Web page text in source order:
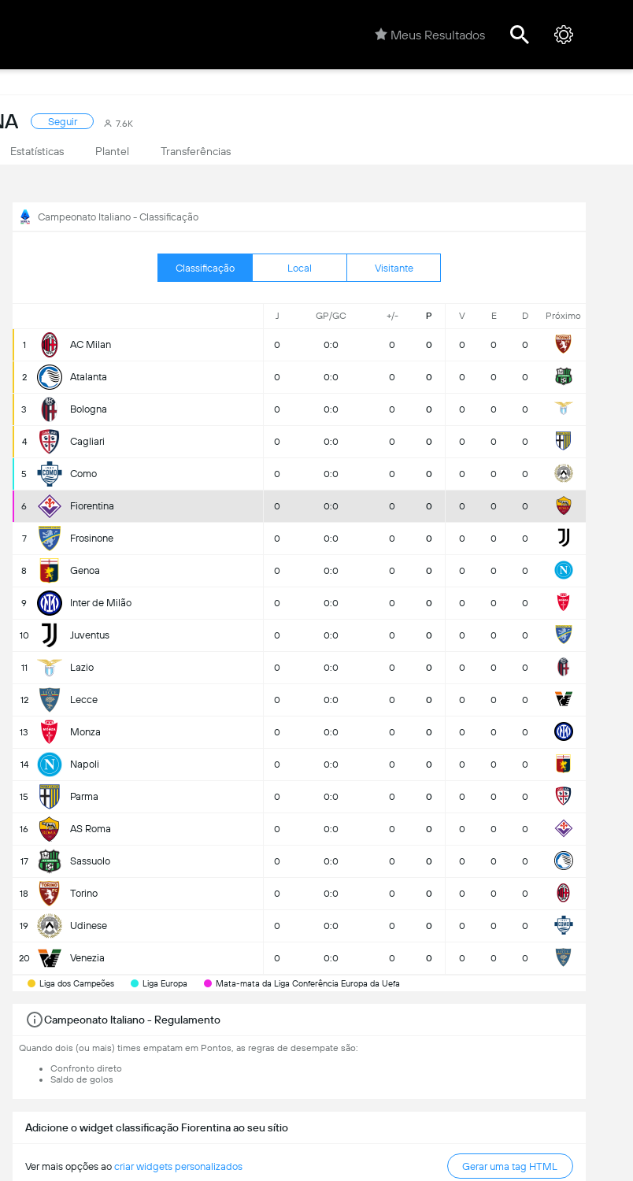
Meus Resultados
Seguir 7.6K
Estatísticas Plantel Transferências
Campeonato Italiano - Classificação
Classificação Local Visitante
J GP/GC +/- P V E D Próximo
1 AC Milan 0 0:0 0 0 0 0 0
2 Atalanta 0 0:0 0 0 0 0 0
3 Bologna 0 0:0 0 0 0 0 0
4 Cagliari 0 0:0 0 0 0 0 0
5 Como 0 0:0 0 0 0 0 0
6 Fiorentina 0 0:0 0 0 0 0 0
7 Frosinone 0 0:0 0 0 0 0 0
8 Genoa 0 0:0 0 0 0 0 0
9 Inter de Milão 0 0:0 0 0 0 0 0
10 Juventus 0 0:0 0 0 0 0 0
11 Lazio 0 0:0 0 0 0 0 0
12 Lecce 0 0:0 0 0 0 0 0
13 Monza 0 0:0 0 0 0 0 0
14 Napoli 0 0:0 0 0 0 0 0
15 Parma 0 0:0 0 0 0 0 0
16 AS Roma 0 0:0 0 0 0 0 0
17 Sassuolo 0 0:0 0 0 0 0 0
18 Torino 0 0:0 0 0 0 0 0
19 Udinese 0 0:0 0 0 0 0 0
20 Venezia 0 0:0 0 0 0 0 0
Liga dos Campeões Liga Europa Mata-mata da Liga Conferência Europa da Uefa
Campeonato Italiano - Regulamento
Quando dois (ou mais) times empatam em Pontos, as regras de desempate são:
Confronto direto
Saldo de golos
Adicione o widget classificação Fiorentina ao seu sítio
Ver mais opções ao criar widgets personalizados Gerar uma tag HTML